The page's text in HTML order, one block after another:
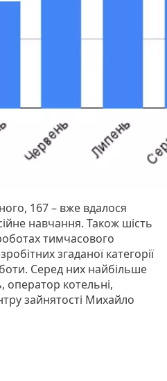
167 – вже вдалося
навчання. Також шість
тимчасового
згаданої категорії
Серед них найбільше
котельні,
зайнятості Михайло